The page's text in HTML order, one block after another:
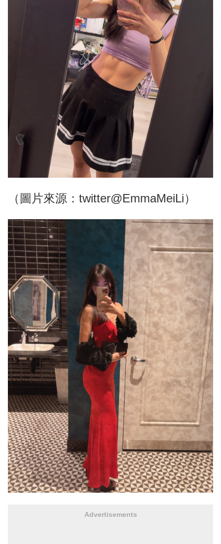
（圖片來源：twitter@EmmaMeiLi）
Advertisements